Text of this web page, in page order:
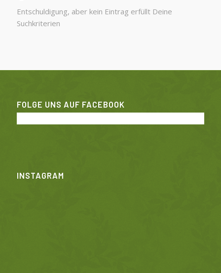
Entschuldigung, aber kein Eintrag erfüllt Deine
Suchkriterien
FOLGE UNS AUF FACEBOOK
INSTAGRAM